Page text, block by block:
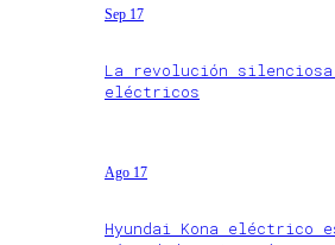
Sep 17
La revolución
eléctricos
Ago 17
Hyundai Kona eléctrico